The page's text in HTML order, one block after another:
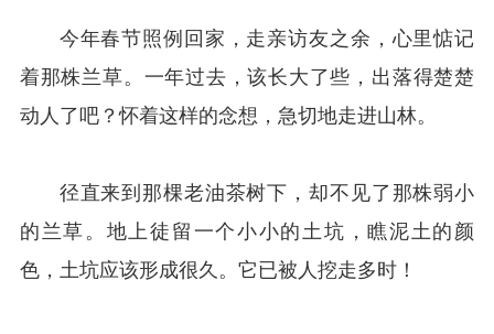
今年春节照例回家，走亲访友之余，心里惦记
着那株兰草。一年过去，该长大了些，出落得楚楚
动人了吧？怀着这样的念想，急切地走进山林。
径直来到那棵老油茶树下，却不见了那株弱小
的兰草。地上徒留一个小小的土坑，瞧泥土的颜
色，土坑应该形成很久。它已被人挖走多时！